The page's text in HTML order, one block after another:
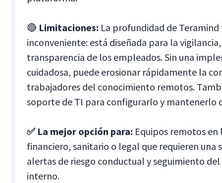
🔴 Limitaciones: La profundidad de Teramind
inconveniente: está diseñada para la
transparencia de los empleados. Sin una
cuidadosa, puede erosionar rápidamente la
trabajadores del conocimiento remotos.
soporte de TI para configurarlo y mantenerlo
✅ La mejor opción para: Equipos remotos en
financiero, sanitario o legal que requieren una
alertas de riesgo conductual y seguimiento
interno.